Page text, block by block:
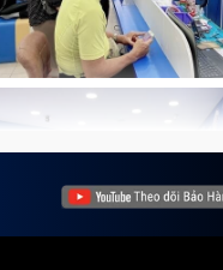
14-ce1008TU lên,
Đây là dấu hiệu máy